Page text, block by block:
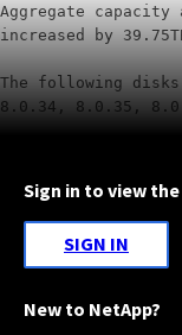
Aggregate
increased by
The following
8.0.34, 8.0.35,
Sign in to view
SIGN IN
New to NetApp?